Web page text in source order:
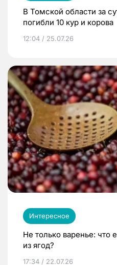
В Томской области за
погибли 10 кур и корова
12:04 / 25.07.26
Интересное
Не только варенье: что
из ягод?
17:34 / 22.07.26